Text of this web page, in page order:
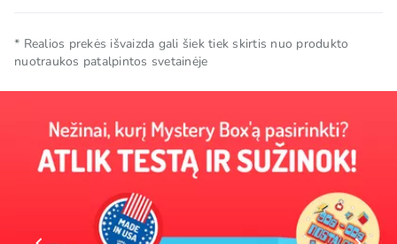
Prekės ženklas CANDY POP
* Realios prekės išvaizda gali šiek tiek skirtis nuo produkto
nuotraukos patalpintos svetainėje